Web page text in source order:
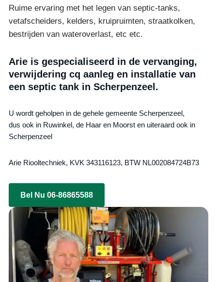
Ruime ervaring met het legen van septic-tanks,
vetafscheiders, kelders, kruipruimten, straatkolken,
bestrijden van wateroverlast, etc etc.
Arie is gespecialiseerd in de vervanging,
verwijdering cq aanleg en installatie van
een septic tank in Scherpenzeel.
U wordt geholpen in de gehele gemeente Scherpenzeel,
dus ook in Ruwinkel, de Haar en Moorst en uiteraard ook in
Scherpenzeel
Arie Riooltechniek, KVK 343116123, BTW NL002084724B73
Bel Nu 06-86865588